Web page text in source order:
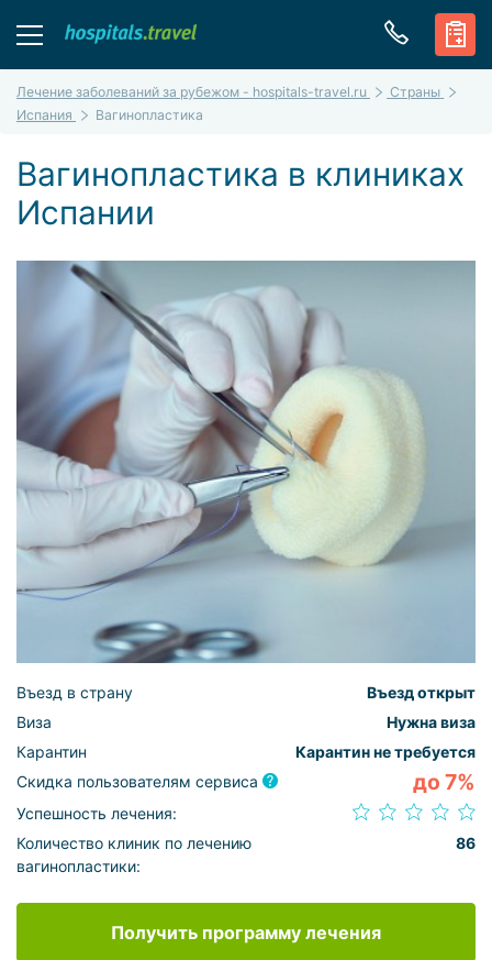
Лечение заболеваний за рубежом - hospitals-travel.ru
Страны
Испания
Вагинопластика
Вагинопластика в клиниках
Испании
Въезд в страну
Въезд открыт
Виза
Нужна виза
Карантин
Карантин не требуется
Скидка пользователям сервиса
до 7%
Успешность лечения:
Количество клиник по лечению
вагинопластики:
86
Получить программу лечения